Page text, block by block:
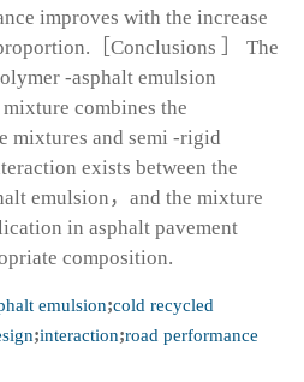
improves with the increase
［Conclusions ］ The
-asphalt emulsion
combines the
mixtures and semi -rigid
exists between the
emulsion，and the mixture
in asphalt pavement
composition.
emulsion;cold recycled
;interaction;road performance